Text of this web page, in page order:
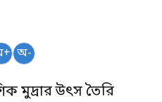
অ-
মুদ্রার উৎস তৈরি